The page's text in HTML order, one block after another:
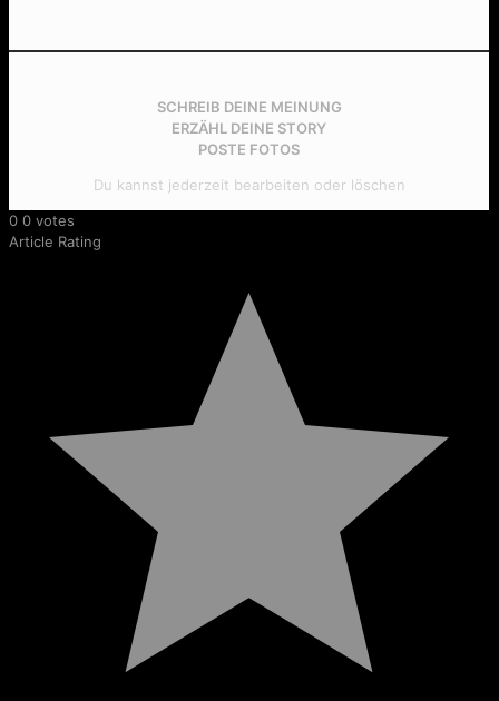
SCHREIB DEINE MEINUNG
ERZÄHL DEINE STORY
POSTE FOTOS
Du kannst jederzeit bearbeiten oder löschen
0 0 votes
Article Rating